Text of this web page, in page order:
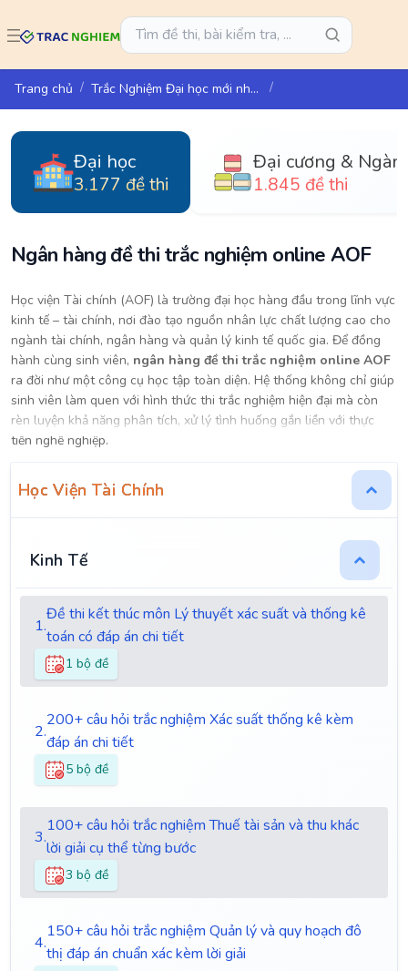
Trang chủ Trắc Nghiệm Đại học mới nhất 2025
Đại học
3.177 đề thi
Đại cương &
1.845 đề thi
Ngân hàng đề thi trắc nghiệm online AOF
Học viện Tài chính (AOF) là trường đại học hàng đầu trong lĩnh vực
kinh tế – tài chính, nơi đào tạo nguồn nhân lực chất lượng cao cho
ngành tài chính, ngân hàng và quản lý kinh tế quốc gia. Để đồng
hành cùng sinh viên, ngân hàng đề thi trắc nghiệm online AOF
ra đời như một công cụ học tập toàn diện. Hệ thống không chỉ giúp
sinh viên làm quen với hình thức thi trắc nghiệm hiện đại mà còn
rèn luyện khả năng phân tích, xử lý tình huống gắn liền với thực
tiễn nghề nghiệp.
Học Viện Tài Chính
Kinh Tế
1.
Đề thi kết thúc môn Lý thuyết xác suất và thống kê
toán có đáp án chi tiết
1 bộ đề
2.
200+ câu hỏi trắc nghiệm Xác suất thống kê kèm
đáp án chi tiết
5 bộ đề
3.
100+ câu hỏi trắc nghiệm Thuế tài sản và thu khác
lời giải cụ thể từng bước
3 bộ đề
4.
150+ câu hỏi trắc nghiệm Quản lý và quy hoạch đô
thị đáp án chuẩn xác kèm lời giải